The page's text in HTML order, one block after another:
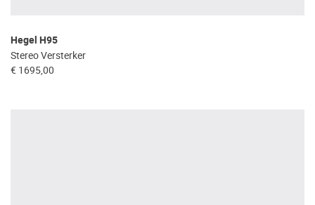
Hegel H95
Stereo Versterker
€ 1695,00